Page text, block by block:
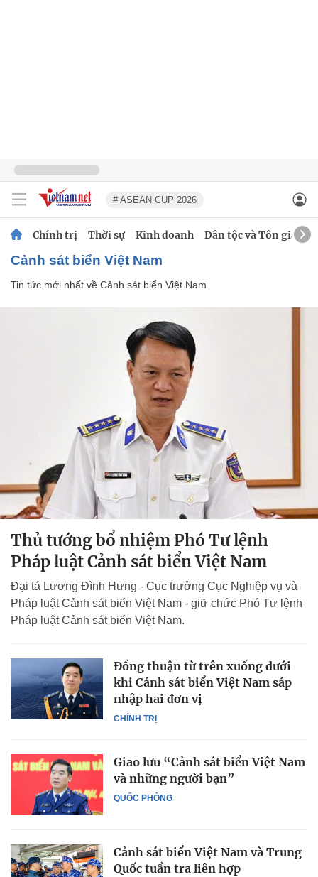
# ASEAN CUP 2026
Chính trị Thời sự Kinh doanh Dân tộc và Tôn giáo
Cảnh sát biển Việt Nam
Tin tức mới nhất về Cảnh sát biển Việt Nam
Thủ tướng bổ nhiệm Phó Tư lệnh
Pháp luật Cảnh sát biển Việt Nam
Đại tá Lương Đình Hưng - Cục trưởng Cục Nghiệp vụ và
Pháp luật Cảnh sát biển Việt Nam - giữ chức Phó Tư lệnh
Pháp luật Cảnh sát biển Việt Nam.
CHÍNH TRỊ
Đồng thuận từ trên xuống dưới
khi Cảnh sát biển Việt Nam sáp
nhập hai đơn vị
QUỐC PHÒNG
Giao lưu “Cảnh sát biển Việt Nam
và những người bạn”
Cảnh sát biển Việt Nam và Trung
Quốc tuần tra liên hợp